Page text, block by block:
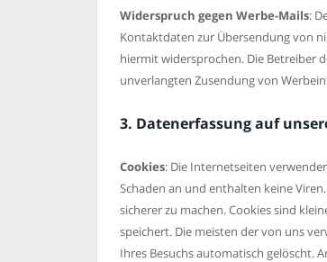
Widerspruch gegen Werbe-Mails:
Kontaktdaten zur Übersendung von
hiermit widersprochen. Die Betreiber
unverlangten Zusendung von
3. Datenerfassung auf
Cookies: Die Internetseiten
Schaden an und enthalten keine
sicherer zu machen. Cookies sind
speichert. Die meisten der von uns
Ihres Besuchs automatisch gelöscht.